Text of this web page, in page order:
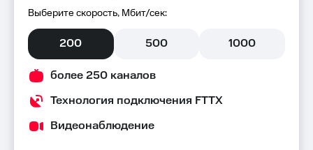
Выберите скорость, Мбит/сек:
200 500 1000
более 250 каналов
Технология подключения FTTX
Видеонаблюдение